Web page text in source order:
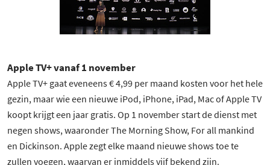
Apple TV+ vanaf 1 november
Apple TV+ gaat eveneens € 4,99 per maand kosten voor het hele
gezin, maar wie een nieuwe iPod, iPhone, iPad, Mac of Apple TV
koopt krijgt een jaar gratis. Op 1 november start de dienst met
negen shows, waaronder The Morning Show, For all mankind
en Dickinson. Apple zegt elke maand nieuwe shows toe te
zullen voegen, waarvan er inmiddels vijf bekend zijn.